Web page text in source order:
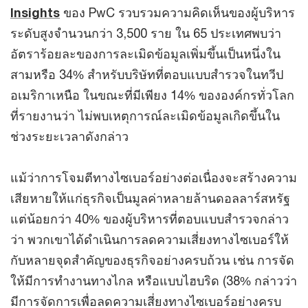
Insights ของ PwC รวบรวมความคิดเห็นของผู้บริหาร
ระดับสูงจำนวนกว่า 3,500 ราย ใน 65 ประเทศพบว่า
อัตราร้อยละของการละเมิดข้อมูลเพิ่มขึ้นเป็นหนึ่งใน
สามหรือ 34% สำหรับบริษัทที่ตอบแบบสำรวจในทวีป
อเมริกาเหนือ ในขณะที่มีเพียง 14% ขององค์กรทั่วโลก
ที่รายงานว่า ไม่พบเหตุการณ์ละเมิดข้อมูลเกิดขึ้นใน
ช่วงระยะเวลาดังกล่าว
แม้ว่าการโจมตีทางไซเบอร์อย่างต่อเนื่องจะสร้างความ
เสียหายให้แก่ธุรกิจเป็นมูลค่าหลายล้านดอลลาร์สหรัฐ
แต่น้อยกว่า 40% ของผู้บริหารที่ตอบแบบสำรวจกล่าว
ว่า พวกเขาได้ดำเนินการลดความเสี่ยงทางไซเบอร์ให้
กับหลายจุดสำคัญของธุรกิจอย่างครบถ้วน เช่น การจัด
ให้มีการทำงานทางไกล หรือแบบไฮบริด (38% กล่าวว่า
มีการจัดการเพื่อลดความเสี่ยงทางไซเบอร์อย่างครบ